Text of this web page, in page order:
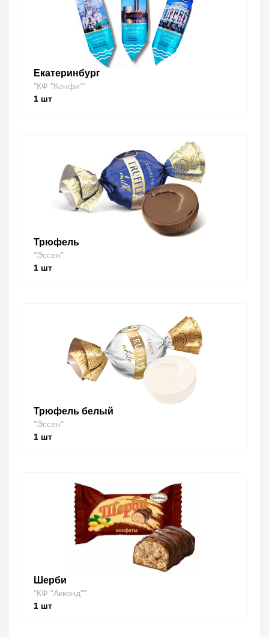
Екатеринбург
"КФ "Конфи""
1 шт
Трюфель
"Эссен"
1 шт
Трюфель белый
"Эссен"
1 шт
Шерби
"КФ "Акконд""
1 шт